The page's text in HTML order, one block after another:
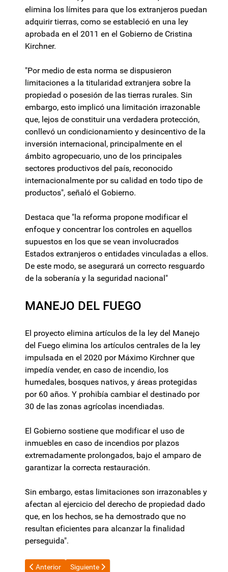
elimina los límites para que los extranjeros puedan
adquirir tierras, como se estableció en una ley
aprobada en el 2011 en el Gobierno de Cristina
Kirchner.
"Por medio de esta norma se dispusieron
limitaciones a la titularidad extranjera sobre la
propiedad o posesión de las tierras rurales. Sin
embargo, esto implicó una limitación irrazonable
que, lejos de constituir una verdadera protección,
conllevó un condicionamiento y desincentivo de la
inversión internacional, principalmente en el
ámbito agropecuario, uno de los principales
sectores productivos del país, reconocido
internacionalmente por su calidad en todo tipo de
productos", señaló el Gobierno.
Destaca que "la reforma propone modificar el
enfoque y concentrar los controles en aquellos
supuestos en los que se vean involucrados
Estados extranjeros o entidades vinculadas a ellos.
De este modo, se asegurará un correcto resguardo
de la soberanía y la seguridad nacional"
MANEJO DEL FUEGO
El proyecto elimina artículos de la ley del Manejo
del Fuego elimina los artículos centrales de la ley
impulsada en el 2020 por Máximo Kirchner que
impedía vender, en caso de incendio, los
humedales, bosques nativos, y áreas protegidas
por 60 años. Y prohibía cambiar el destinado por
30 de las zonas agrícolas incendiadas.
El Gobierno sostiene que modificar el uso de
inmuebles en caso de incendios por plazos
extremadamente prolongados, bajo el amparo de
garantizar la correcta restauración.
Sin embargo, estas limitaciones son irrazonables y
afectan al ejercicio del derecho de propiedad dado
que, en los hechos, se ha demostrado que no
resultan eficientes para alcanzar la finalidad
perseguida".
Artículo anterior: Ley de Financiamiento Universitario: UNCa
Anterior Artículo siguiente: Raúl Jalil en AmCham 2026:
Siguiente